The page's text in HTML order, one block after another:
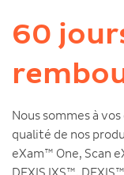
60
Nous sommes à
qualité de nos
eXam™ One, Scan